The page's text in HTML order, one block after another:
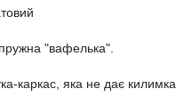
"вафелька".
каркас, яка не дає килимка